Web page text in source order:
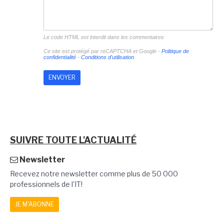
Le code HTML est interdit dans les commentaires
Ce site est protégé par reCAPTCHA et Google - Politique de
confidentialité- Conditions d'utilisation
SUIVRE TOUTE L'ACTUALITÉ
Newsletter
Recevez notre newsletter comme plus de 50 000
professionnels de l'IT!
JE M'ABONNE